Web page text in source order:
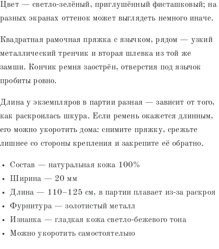
Цвет — светло-зелёный, приглушённый фисташковый; на
разных экранах оттенок может выглядеть немного иначе.
Квадратная рамочная пряжка с язычком, рядом — узкий
металлический тренчик и вторая шлевка из той же
замши. Кончик ремня заострён, отверстия под язычок
пробиты ровно.
Длина у экземпляров в партии разная — зависит от того,
как раскроилась шкура. Если ремень окажется длинным,
его можно укоротить дома: снимите пряжку, срежьте
лишнее со стороны крепления и закрепите её обратно.
Состав — натуральная кожа 100%
Ширина — 20 мм
Длина — 110–125 см, в партии плавает из-за раскроя
Фурнитура — золотистый металл
Изнанка — гладкая кожа светло-бежевого тона
Можно укоротить самостоятельно